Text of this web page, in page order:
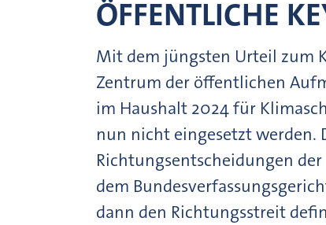
ÖFFENTLICHE
Mit dem jüngsten Urteil zum
Zentrum der öffentlichen
im Haushalt 2024 für
nun nicht eingesetzt werden.
Richtungsentscheidungen
dem
dann den Richtungsstreit